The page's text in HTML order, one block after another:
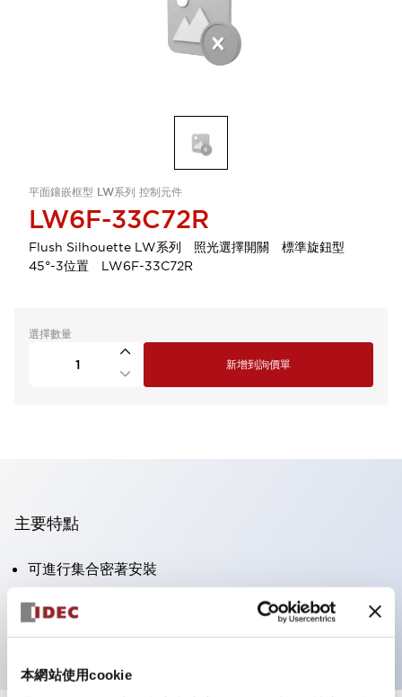
本網站使用cookie
平面鑲嵌框型 LW系列 控制元件
LW6F-33C72R
Flush Silhouette LW系列 照光選擇開關 標準旋鈕型
45°-3位置 LW6F-33C72R
選擇數量
新增到詢價單
主要特點
可進行集合密著安裝
附鎖選擇開關採用高安全性的彈子鎖結構
防護結構為IP65（IEC60529）